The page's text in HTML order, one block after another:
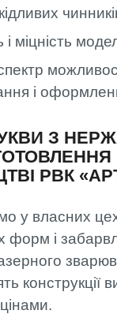
і міцність
і
З
РВК
у власних
форм і
конструкції